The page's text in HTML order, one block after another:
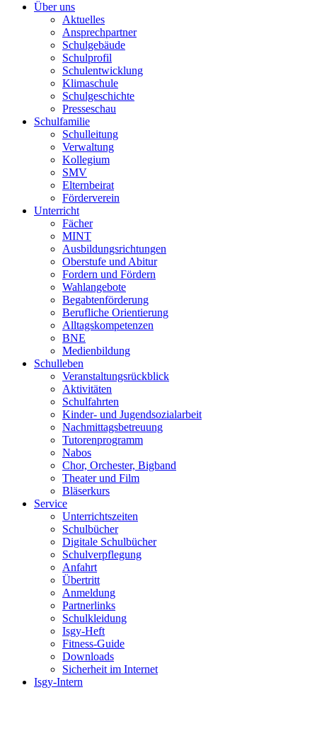
Über uns
Aktuelles
Ansprechpartner
Schulgebäude
Schulprofil
Schulentwicklung
Klimaschule
Schulgeschichte
Presseschau
Schulfamilie
Schulleitung
Verwaltung
Kollegium
SMV
Elternbeirat
Förderverein
Unterricht
Fächer
MINT
Ausbildungsrichtungen
Oberstufe und Abitur
Fordern und Fördern
Wahlangebote
Begabtenförderung
Berufliche Orientierung
Alltagskompetenzen
BNE
Medienbildung
Schulleben
Veranstaltungsrückblick
Aktivitäten
Schulfahrten
Kinder- und Jugendsozialarbeit
Nachmittagsbetreuung
Tutorenprogramm
Nabos
Chor, Orchester, Bigband
Theater und Film
Bläserkurs
Service
Unterrichtszeiten
Schulbücher
Digitale Schulbücher
Schulverpflegung
Anfahrt
Übertritt
Anmeldung
Partnerlinks
Schulkleidung
Isgy-Heft
Fitness-Guide
Downloads
Sicherheit im Internet
Isgy-Intern